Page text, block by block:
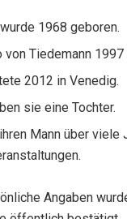
1968 geboren.
von Tiedemann 1997
2012 in Venedig.
sie eine Tochter.
Mann über viele
Angaben